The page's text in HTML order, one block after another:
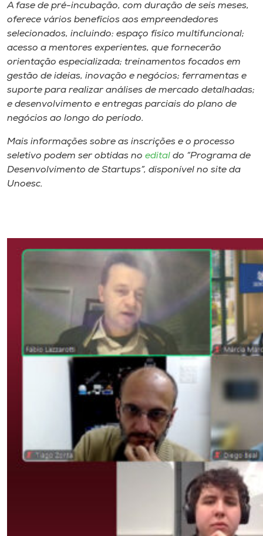
A fase de pré-incubação, com duração de seis meses,
oferece vários benefícios aos empreendedores
selecionados, incluindo: espaço físico multifuncional;
acesso a mentores experientes, que fornecerão
orientação especializada; treinamentos focados em
gestão de ideias, inovação e negócios; ferramentas e
suporte para realizar análises de mercado detalhadas;
e desenvolvimento e entregas parciais do plano de
negócios ao longo do período.
Mais informações sobre as inscrições e o processo
seletivo podem ser obtidas no edital do “Programa de
Desenvolvimento de Startups”, disponível no site da
Unoesc.